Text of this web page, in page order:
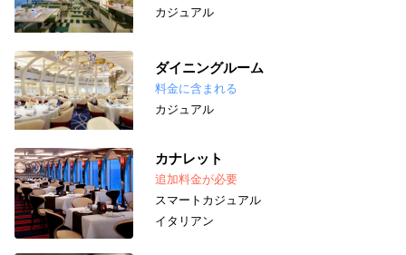
カジュアル
ダイニングルーム
料金に含まれる
カジュアル
カナレット
追加料金が必要
スマートカジュアル
イタリアン